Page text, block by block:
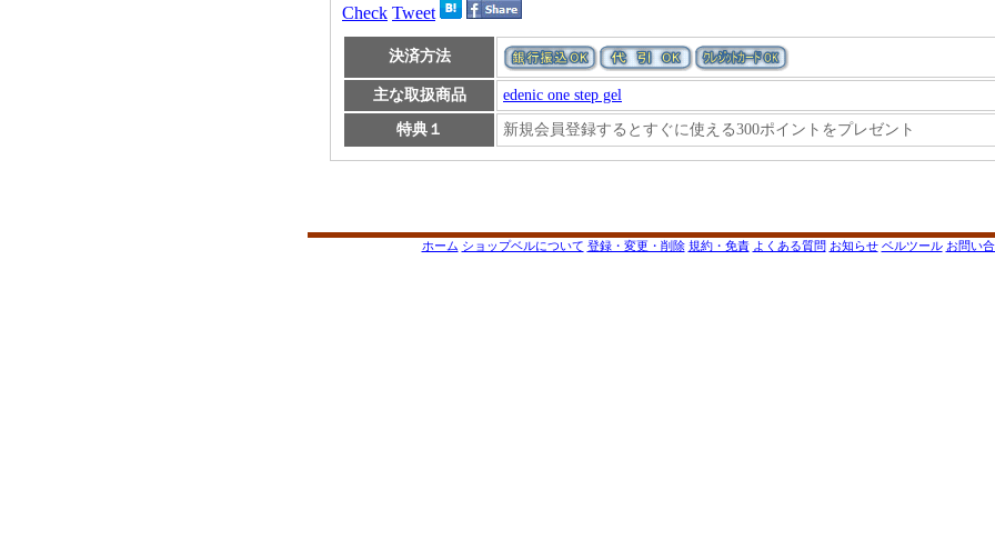
Check Tweet
決済方法
主な取扱商品 edenic one step gel
特典１ 新規会員登録するとすぐに使える300ポイントをプレゼント
ホーム ショップベルについて 登録・変更・削除 規約・免責 よくある質問 お知らせ ベルツール お問い